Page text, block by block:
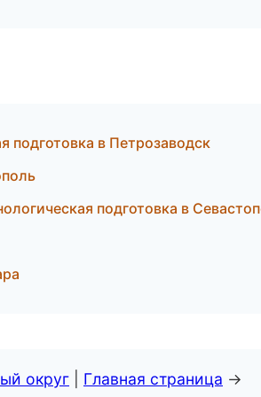
подготовка в Петрозаводск
подготовка в
округ Главная страница →